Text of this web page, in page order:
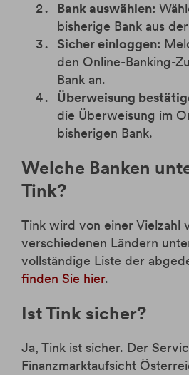
Bank auswählen:
bisherige Bank aus
Sicher einloggen:
den Online-Banking-
Bank an.
Überweisung
die Überweisung im
bisherigen Bank.
Welche Banken
Tink?
Tink wird von einer Vielzahl
verschiedenen Ländern
vollständige Liste der
finden Sie hier.
Ist Tink sicher?
Ja, Tink ist sicher. Der
Finanzmarktaufsicht